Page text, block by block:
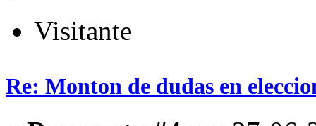
Visitante
Re: Monton de dudas en